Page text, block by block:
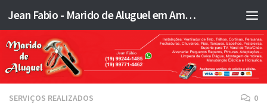
Skip to content Jean Fabio - Marido de Aluguel em Americana SP e região - JFMA
SERVIÇOS REALIZADOS 0